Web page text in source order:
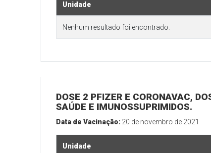
Unidade
Nenhum resultado foi encontrado.
DOSE 2 PFIZER E CORONAVAC,
SAÚDE E IMUNOSSUPRIMIDOS.
Data de Vacinação: 20 de novembro de 2021
Unidade